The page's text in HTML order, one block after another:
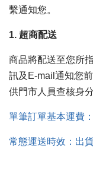
繫通知您。
1. 超商配送
商品將配送至您所
訊及E-mail通知您
供門市人員查核身分
單筆訂單基本運費
常態運送時效 ：出